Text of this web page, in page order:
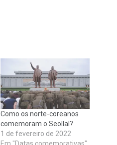
Como os norte-coreanos
comemoram o Seollal?
1 de fevereiro de 2022